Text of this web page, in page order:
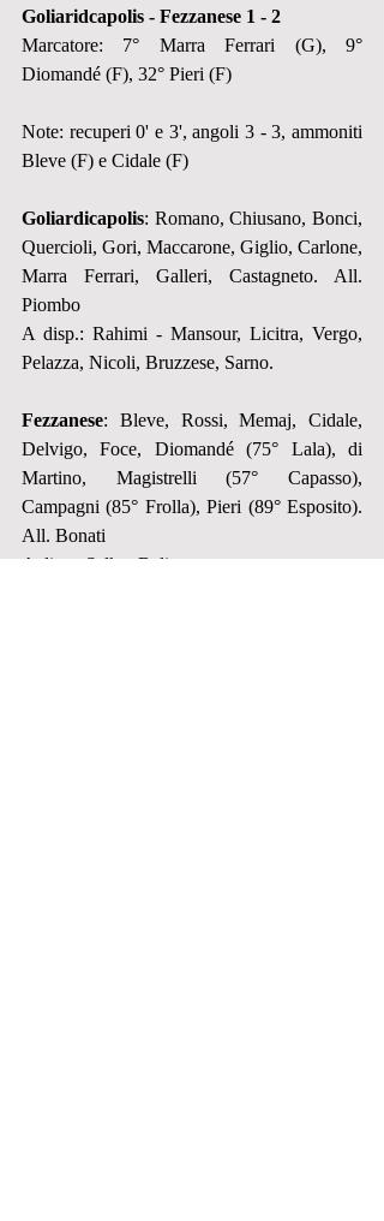
Goliaridcapolis - Fezzanese 1 - 2
Marcatore: 7° Marra Ferrari (G), 9°
Diomandé (F), 32° Pieri (F)
Note: recuperi 0' e 3', angoli 3 - 3, ammoniti
Bleve (F) e Cidale (F)
Goliardicapolis: Romano, Chiusano, Bonci,
Quercioli, Gori, Maccarone, Giglio, Carlone,
Marra Ferrari, Galleri, Castagneto. All.
Piombo
A disp.: Rahimi - Mansour, Licitra, Vergo,
Pelazza, Nicoli, Bruzzese, Sarno.
Fezzanese: Bleve, Rossi, Memaj, Cidale,
Delvigo, Foce, Diomandé (75° Lala), di
Martino, Magistrelli (57° Capasso),
Campagni (85° Frolla), Pieri (89° Esposito).
All. Bonati
A disp.: Salku, Balito.